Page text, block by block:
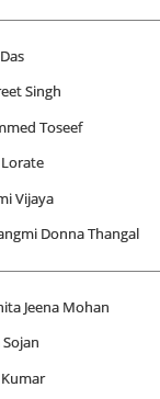
Singh
Toseef
Vijaya
Donna Thangal
Jeena Mohan